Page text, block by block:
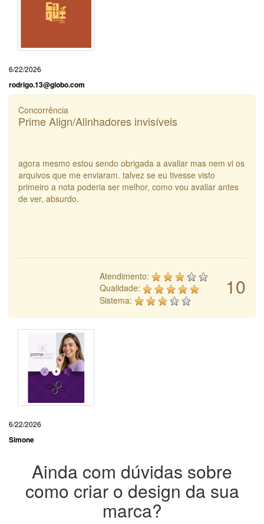
6/22/2026
rodrigo.13@globo.com
Concorrência
Prime Align/Alinhadores invisíveis
agora mesmo estou sendo obrigada a avaliar mas nem vi os
arquivos que me enviaram. talvez se eu tivesse visto
primeiro a nota poderia ser melhor, como vou avaliar antes
de ver, absurdo.
10
Atendimento:
Qualidade:
Sistema:
6/22/2026
Simone
Ainda com dúvidas sobre
como criar o design da sua
marca?